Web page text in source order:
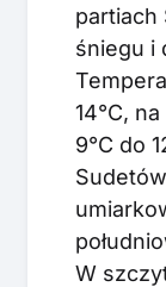
partiach
śniegu i
14°C,
9°C do
W